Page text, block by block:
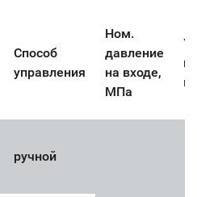
Способ
управления
Ном.
давление
на входе,
МПа
ручной